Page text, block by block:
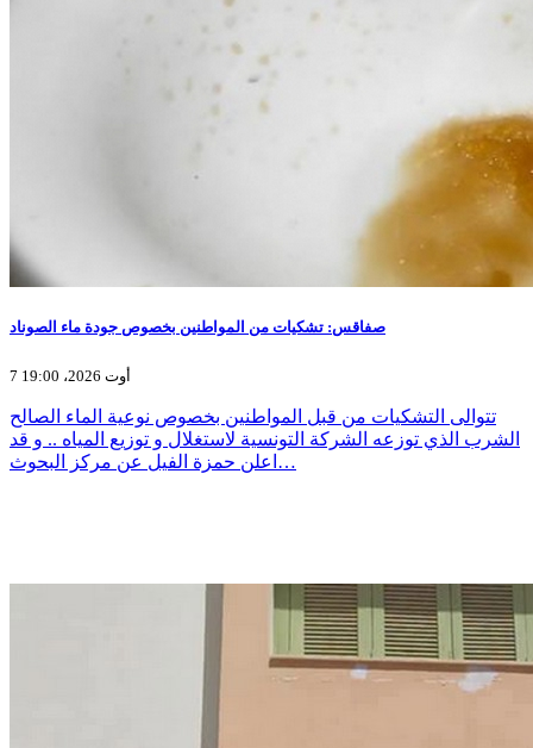
صفاقس: تشكيات من المواطنين بخصوص جودة ماء الصوناد
7 أوت 2026، 19:00
تتوالى التشكيات من قبل المواطنين بخصوص نوعية الماء الصالح
الشرب الذي توزعه الشركة التونسية لاستغلال و توزيع المياه .. و قد
اعلن حمزة الفيل عن مركز البحوث…